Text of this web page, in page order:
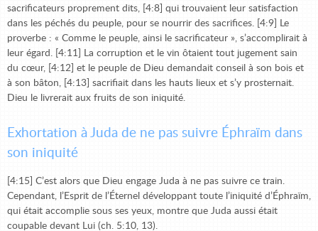
sacrificateurs proprement dits, [4:8] qui trouvaient leur satisfaction
dans les péchés du peuple, pour se nourrir des sacrifices. [4:9] Le
proverbe : « Comme le peuple, ainsi le sacrificateur », s’accomplirait à
leur égard. [4:11] La corruption et le vin ôtaient tout jugement sain
du cœur, [4:12] et le peuple de Dieu demandait conseil à son bois et
à son bâton, [4:13] sacrifiait dans les hauts lieux et s’y prosternait.
Dieu le livrerait aux fruits de son iniquité.
Exhortation à Juda de ne pas suivre Éphraïm dans
son iniquité
[4:15] C’est alors que Dieu engage Juda à ne pas suivre ce train.
Cependant, l’Esprit de l’Éternel développant toute l’iniquité d’Éphraïm,
qui était accomplie sous ses yeux, montre que Juda aussi était
coupable devant Lui (ch. 5:10, 13).